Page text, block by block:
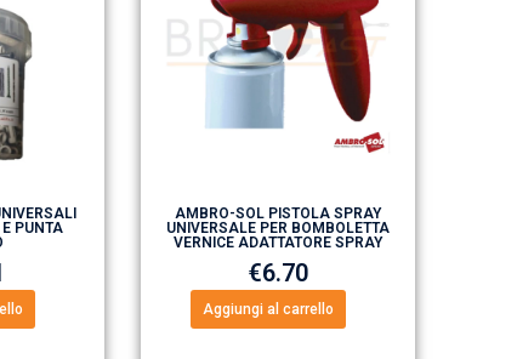
PUNTA
AMBRO-SOL PISTOLA SPRAY
UNIVERSALE PER BOMBOLETTA
VERNICE ADATTATORE SPRAY
€6.70
Aggiungi al carrello